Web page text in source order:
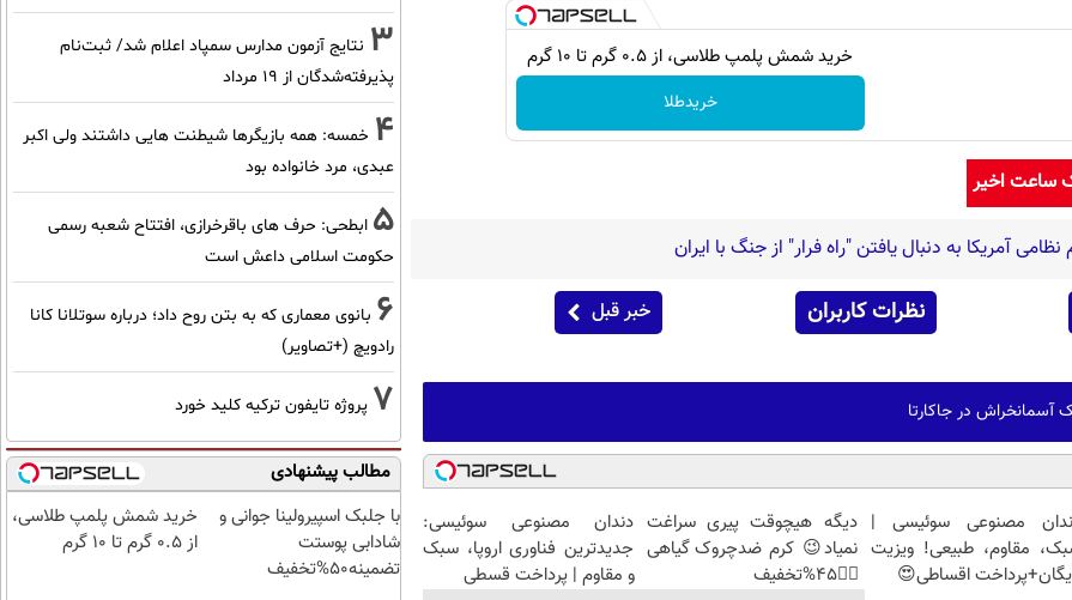
خرید شمش پلمپ طلاسی، از ۰.۵ گرم تا ۱۰ گرم
خریدطلا
ساعت اخیر
آمریکا به دنبال یافتن "راه فرار" از جنگ با ایران
نظرات کاربران خبر قبل
در جاکارتا
مصنوعی سوئیسی |
مقاوم، طبیعی! ویزیت
اقساطی😍
دیگه هیچوقت پیری سراغت
نمیاد😉 کرم ضدچروک گیاهی
👈🏻45%تخفیف
دندان مصنوعی سوئیسی:
جدیدترین فناوری اروپا، سبک
و مقاوم | پرداخت قسطی
3 نتایج آزمون مدارس سمپاد اعلام شد/ ثبت‌نام
پذیرفته‌شدگان از ۱۹ مرداد
4 خمسه: همه بازیگرها شیطنت هایی داشتند ولی اکبر
عبدی، مرد خانواده بود
5 ابطحی: حرف های باقرخرازی، افتتاح شعبه رسمی
حکومت اسلامی داعش است
6 بانوی معماری که به بتن روح داد؛ درباره سوتلانا کانا
رادویچ (+تصاویر)
7 پروژه تایفون ترکیه کلید خورد
مطالب پیشنهادی
با جلبک اسپیرولینا جوانی و
شادابی پوستت
تضمینه50%تخفیف
خرید شمش پلمپ طلاسی،
از ۰.۵ گرم تا ۱۰ گرم